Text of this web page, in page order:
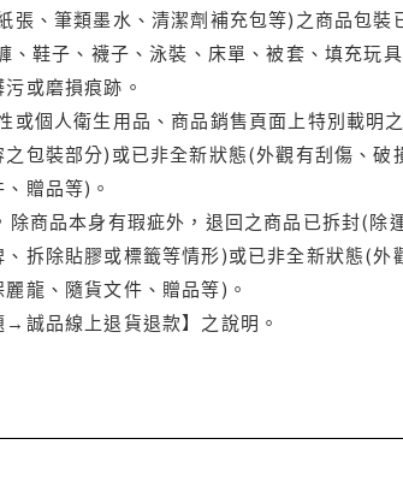
張、筆類墨水、清潔劑補充包等)之商品包裝
鞋子、襪子、泳裝、床單、被套、填充玩
或磨損痕跡。
或個人衛生用品、商品銷售頁面上特別載明
包裝部分)或已非全新狀態(外觀有刮傷、
贈品等)。
商品本身有瑕疵外，退回之商品已拆封(
拆除貼膠或標籤等情形)或已非全新狀態(
龍、隨貨文件、贈品等)。
誠品線上退貨退款】之說明。